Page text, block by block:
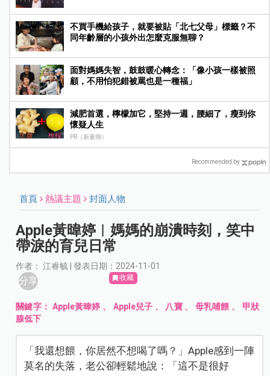
不買手機給孩子，就要被貼「北七父母」標籤？不
同年齡層的小孩外出怎麼克服無聊？
面對媽媽失智，鼓鼓暖心轉念：「像小孩一樣被照
顧，不用怕犯錯被罵也是一種福」
減肥首選，檸檬加它，堅持一週，腰細了，瘦到你
懷疑人生
PR（新素簡）
Recommended by
首頁 熱議主題 封面人物
Apple黃暐婷︱媽媽的崩潰時刻，笑中
帶淚的育兒日常
作者： 江睿毓 | 發表日期：2024-11-01
分享 收藏
關鍵字： Apple黃暐婷 、 Apple兒子 、 八寶、 母乳哺餵 、 甲狀
腺低下
「我還想餵，你居然不想喝了嗎？」Apple感到一陣
莫名的失落，老公卻輕鬆地說：「這不是很好